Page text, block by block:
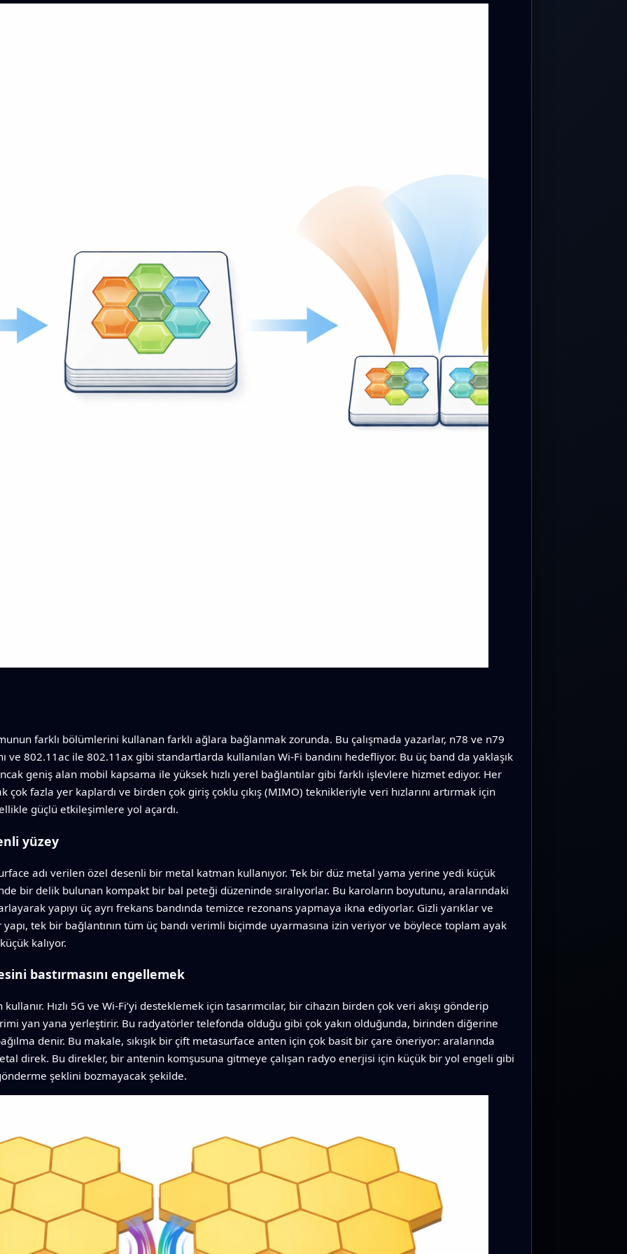
farklı bölümlerini kullanan farklı ağlara bağlanmak zorunda. Bu çalışmada yazarlar, n78 ve n79
ve 802.11ac ile 802.11ax gibi standartlarda kullanılan Wi‑Fi bandını hedefliyor. Bu üç band da yaklaşık
geniş alan mobil kapsama ile yüksek hızlı yerel bağlantılar gibi farklı işlevlere hizmet ediyor. Her
fazla yer kaplardı ve birden çok giriş çoklu çıkış (MIMO) teknikleriyle veri hızlarını artırmak için
güçlü etkileşimlere yol açardı.
yüzey
adı verilen özel desenli bir metal katman kullanıyor. Tek bir düz metal yama yerine yedi küçük
bir delik bulunan kompakt bir bal peteği düzeninde sıralıyorlar. Bu karoların boyutunu, aralarındaki
yapıyı üç ayrı frekans bandında temizce rezonans yapmaya ikna ediyorlar. Gizli yarıklar ve
tek bir bağlantının tüm üç bandı verimli biçimde uyarmasına izin veriyor ve böylece toplam ayak
kalıyor.
bastırmasını engellemek
Hızlı 5G ve Wi‑Fi’yi desteklemek için tasarımcılar, bir cihazın birden çok veri akışı gönderip
yan yana yerleştirir. Bu radyatörler telefonda olduğu gibi çok yakın olduğunda, birinden diğerine
denir. Bu makale, sıkışık bir çift metasurface anten için çok basit bir çare öneriyor: aralarında
direk. Bu direkler, bir antenin komşusuna gitmeye çalışan radyo enerjisi için küçük bir yol engeli gibi
şeklini bozmayacak şekilde.